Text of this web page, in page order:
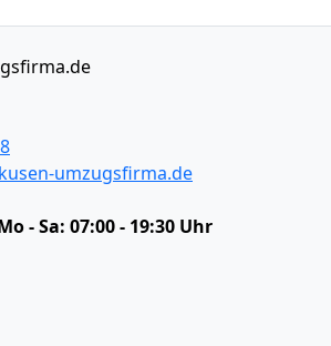
umzugsfirma.de
- Sa: 07:00 - 19:30 Uhr